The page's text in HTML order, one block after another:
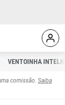
VENTOINHA
comissão. Saiba